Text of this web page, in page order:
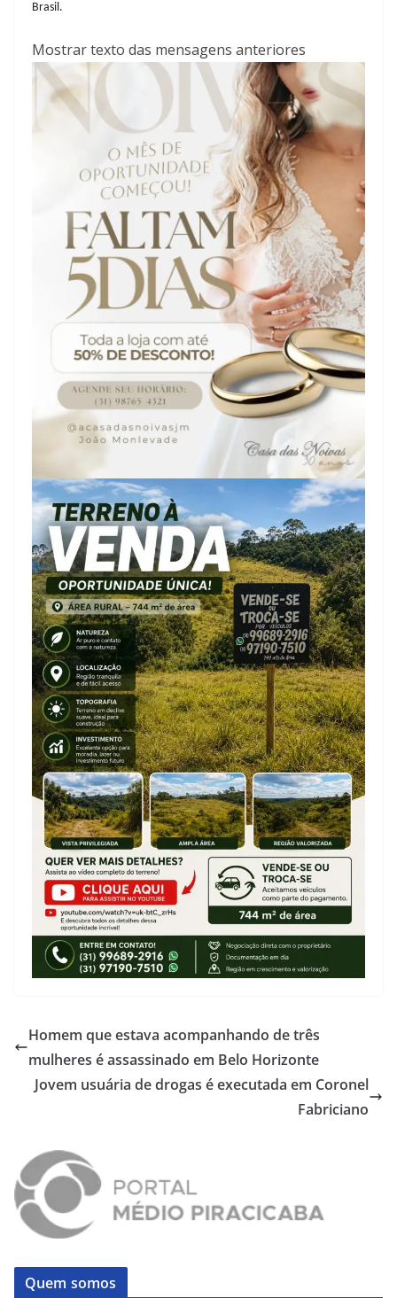
Brasil.
Mostrar texto das mensagens anteriores
Homem que estava acompanhando de três
mulheres é assassinado em Belo Horizonte
Jovem usuária de drogas é executada em Coronel
Fabriciano
Quem somos